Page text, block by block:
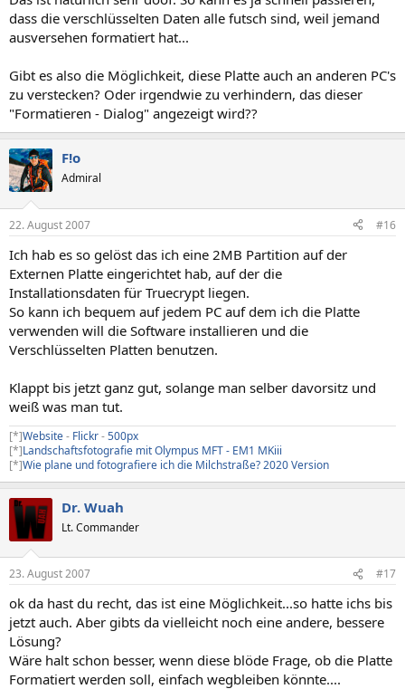
dass die verschlüsselten Daten alle futsch sind, weil jemand
ausversehen formatiert hat...
Gibt es also die Möglichkeit, diese Platte auch an anderen PC's
zu verstecken? Oder irgendwie zu verhindern, das dieser
"Formatieren - Dialog" angezeigt wird??
F!o
Admiral
22. August 2007 #16
Ich hab es so gelöst das ich eine 2MB Partition auf der
Externen Platte eingerichtet hab, auf der die
Installationsdaten für Truecrypt liegen.
So kann ich bequem auf jedem PC auf dem ich die Platte
verwenden will die Software installieren und die
Verschlüsselten Platten benutzen.
Klappt bis jetzt ganz gut, solange man selber davorsitz und
weiß was man tut.
[*]Website- Flickr-500px
[*]Landschaftsfotografie mit Olympus MFT - EM1 MKiii
[*]Wie plane und fotografiere ich die Milchstraße? 2020 Version
Dr. Wuah
Lt. Commander
23. August 2007 #17
ok da hast du recht, das ist eine Möglichkeit...so hatte ichs bis
jetzt auch. Aber gibts da vielleicht noch eine andere, bessere
Lösung?
Wäre halt schon besser, wenn diese blöde Frage, ob die Platte
Formatiert werden soll, einfach wegbleiben könnte....